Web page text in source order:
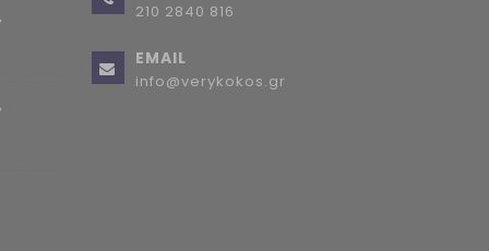
210 2840 816
EMAIL
info@verykokos.gr